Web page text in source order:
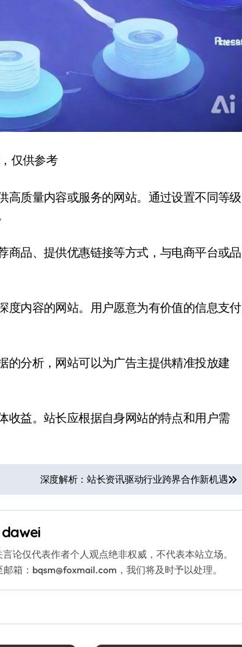
仅供参考
高质量内容或服务的网站。通过设置不同等级
商品、提供优惠链接等方式，与电商平台或品
度内容的网站。用户愿意为有价值的信息支付
的分析，网站可以为广告主提供精准投放建
收益。站长应根据自身网站的特点和用户需
深度解析：站长资讯驱动行业跨界合作新机遇
dawei
论仅代表作者个人观点绝非权威，不代表本站立场。
箱：bqsm@foxmail.com，我们将及时予以处理。